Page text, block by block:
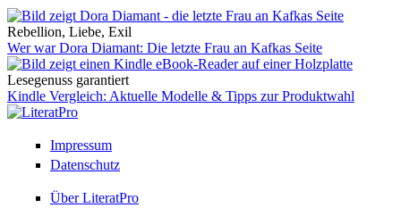
Rebellion, Liebe, Exil
Wer war Dora Diamant: Die letzte Frau an Kafkas Seite
Lesegenuss garantiert
Kindle Vergleich: Aktuelle Modelle & Tipps zur Produktwahl
Impressum
Datenschutz
Über LiteratPro